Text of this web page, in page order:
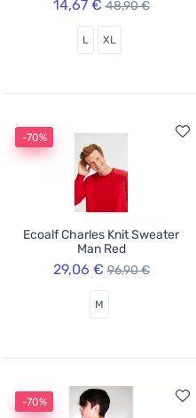
14,67 € 48,90 €
L XL
-70%
Ecoalf Charles Knit Sweater
Man Red
29,06 € 96,90 €
M
-70%